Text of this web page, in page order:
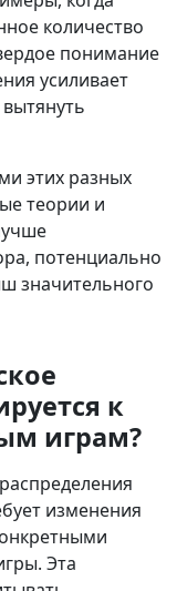
количество
понимание
усиливает
этих разных
теории и
потенциально
значительного
к
играм?
изменения
Эта